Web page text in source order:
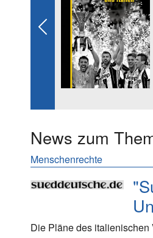
Previous
News zum
Menschenrechte
Die Pläne des